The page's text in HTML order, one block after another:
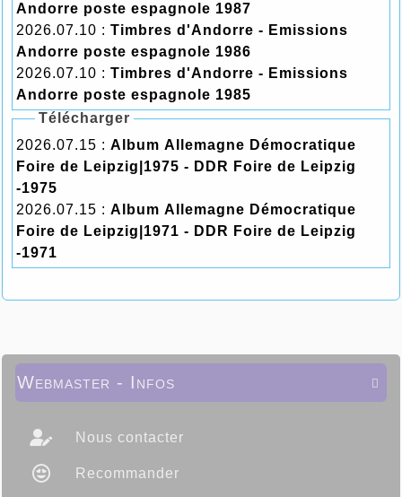
Andorre poste espagnole 1987
2026.07.10 : Timbres d'Andorre - Emissions
Andorre poste espagnole 1986
2026.07.10 : Timbres d'Andorre - Emissions
Andorre poste espagnole 1985
Télécharger
2026.07.15 : Album Allemagne Démocratique
Foire de Leipzig|1975 - DDR Foire de Leipzig
-1975
2026.07.15 : Album Allemagne Démocratique
Foire de Leipzig|1971 - DDR Foire de Leipzig
-1971

Webmaster - Infos
Nous contacter
Recommander